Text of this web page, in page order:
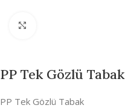
PP Tek Gözlü Tabak
PP Tek Gözlü Tabak